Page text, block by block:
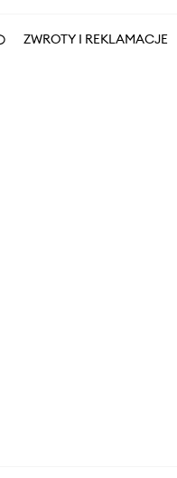
ZWROTY I REKLAMACJE